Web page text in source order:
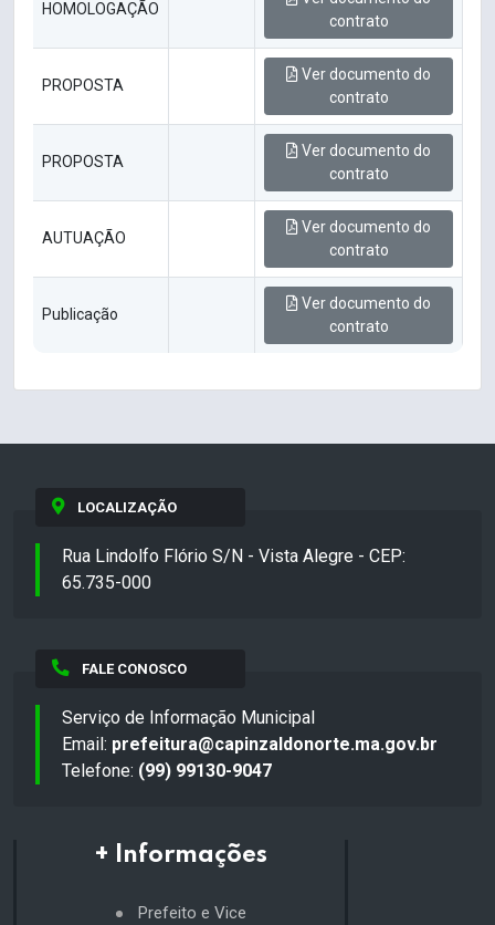
HOMOLOGAÇÃO
contrato
PROPOSTA
Ver documento do
contrato
PROPOSTA
Ver documento do
contrato
AUTUAÇÃO
Ver documento do
contrato
Publicação
Ver documento do
contrato
LOCALIZAÇÃO
Rua Lindolfo Flório S/N - Vista Alegre - CEP:
65.735-000
FALE CONOSCO
Serviço de Informação Municipal
Email: prefeitura@capinzaldonorte.ma.gov.br
Telefone: (99) 99130-9047
+ Informações
Prefeito e Vice